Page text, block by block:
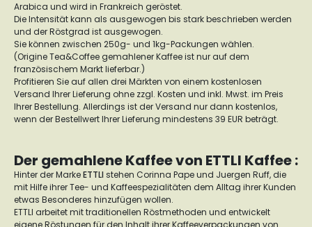
Arabica und wird in Frankreich geröstet.
Die Intensität kann als ausgewogen bis stark beschrieben werden
und der Röstgrad ist ausgewogen.
Sie können zwischen 250g- und 1kg-Packungen wählen.
(Origine Tea&Coffee gemahlener Kaffee ist nur auf dem
französischem Markt lieferbar.)
Profitieren Sie auf allen drei Märkten von einem kostenlosen
Versand Ihrer Lieferung ohne zzgl. Kosten und inkl. Mwst. im Preis
Ihrer Bestellung. Allerdings ist der Versand nur dann kostenlos,
wenn der Bestellwert Ihrer Lieferung mindestens 39 EUR beträgt.
Der gemahlene Kaffee von ETTLI Kaffee :
Hinter der MarkeETTLI stehen Corinna Pape und Juergen Ruff, die
mit Hilfe ihrer Tee- und Kaffeespezialitäten dem Alltag ihrer Kunden
etwas Besonderes hinzufügen wollen.
ETTLI arbeitet mit traditionellen Röstmethoden und entwickelt
eigene Röstungen für den Inhalt ihrer Kaffeeverpackungen von